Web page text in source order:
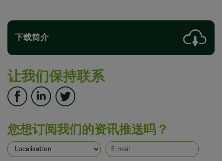
下载简介
让我们保持联系
您想订阅我们的资讯推送吗？